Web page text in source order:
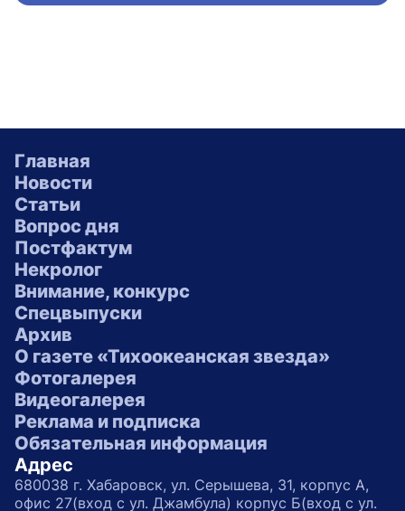
Главная
Новости
Статьи
Вопрос дня
Постфактум
Некролог
Внимание, конкурс
Спецвыпуски
Архив
О газете «Тихоокеанская звезда»
Фотогалерея
Видеогалерея
Реклама и подписка
Обязательная информация
Адрес
680038 г. Хабаровск, ул. Серышева, 31, корпус А,
офис 27(вход с ул. Джамбула) корпус Б(вход с ул.